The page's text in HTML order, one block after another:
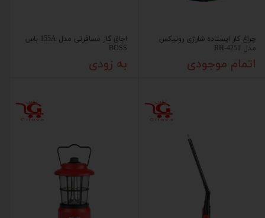
چراغ کار ایستاده شارژی رونیکس
مدل RH-4251
اتمام موجودی
اجاق گاز مسافرتی مدل 155A باس
BOSS
به زودی